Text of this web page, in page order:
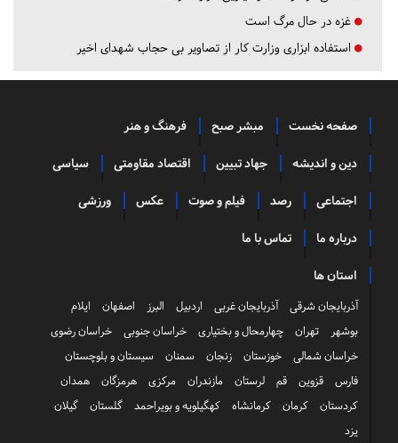
غزه در حال مرگ است
استفاده ابزاری وزارت کار از تصاویر بی حجاب شهدای اخیر
صفحه نخست مبشر صبح فرهنگ و هنر
دین و اندیشه جهاد تبیین اقتصاد مقاومتی سیاسی
اجتماعی رصد فیلم و صوت عکس ورزشی
درباره ما تماس با ما
استان ها
آذربایجان شرقی آذربایجان غربی اردبیل البرز اصفهان
ایلام
بوشهر
تهران چهارمحال و بختیاری خراسان جنوبی
خراسان رضوی
خراسان شمالی
خوزستان زنجان سمنان
سیستان و بلوچستان
فارس
قزوین قم لرستان مازندران مرکزی هرمزگان
همدان
کردستان
کرمان کرمانشاه کهگیلویه و بویراحمد گلستان
گیلان
یزد